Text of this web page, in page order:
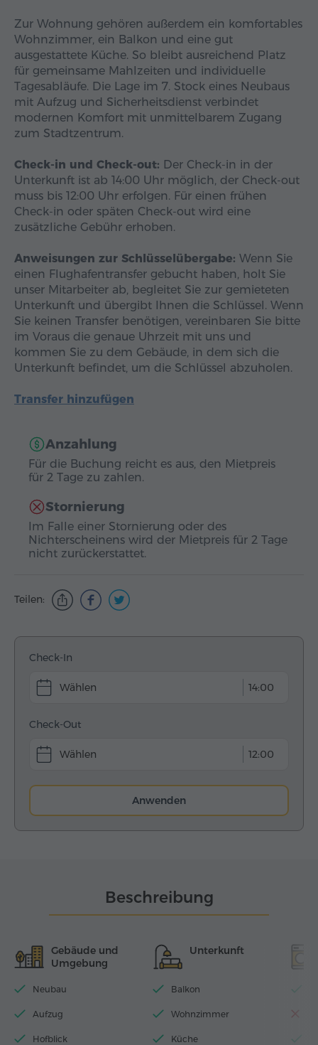
Zur Wohnung gehören außerdem ein komfortables
Wohnzimmer, ein Balkon und eine gut
ausgestattete Küche. So bleibt ausreichend Platz
für gemeinsame Mahlzeiten und individuelle
Tagesabläufe. Die Lage im 7. Stock eines Neubaus
mit Aufzug und Sicherheitsdienst verbindet
modernen Komfort mit unmittelbarem Zugang
zum Stadtzentrum.
Check-in und Check-out: Der Check-in in der
Unterkunft ist ab 14:00 Uhr möglich, der Check-out
muss bis 12:00 Uhr erfolgen. Für einen frühen
Check-in oder späten Check-out wird eine
zusätzliche Gebühr erhoben.
Anweisungen zur Schlüsselübergabe: Wenn Sie
einen Flughafentransfer gebucht haben, holt Sie
unser Mitarbeiter ab, begleitet Sie zur gemieteten
Unterkunft und übergibt Ihnen die Schlüssel. Wenn
Sie keinen Transfer benötigen, vereinbaren Sie bitte
im Voraus die genaue Uhrzeit mit uns und
kommen Sie zu dem Gebäude, in dem sich die
Unterkunft befindet, um die Schlüssel abzuholen.
Transfer hinzufügen
Anzahlung
Für die Buchung reicht es aus, den Mietpreis
für 2 Tage zu zahlen.
Stornierung
Im Falle einer Stornierung oder des
Nichterscheinens wird der Mietpreis für 2 Tage
nicht zurückerstattet.
Teilen:
Check-In
14:00
Check-Out
12:00
Anwenden
Beschreibung
Gebäude und
Umgebung
Neubau
Aufzug
Hofblick
Unterkunft
Balkon
Wohnzimmer
Küche